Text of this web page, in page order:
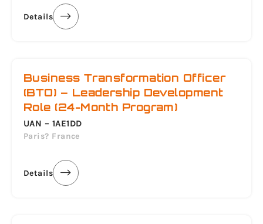
Details
Business Transformation Officer
(BTO) – Leadership Development
Role (24-Month Program)
UAN – 1AE1DD
Paris? France
Details